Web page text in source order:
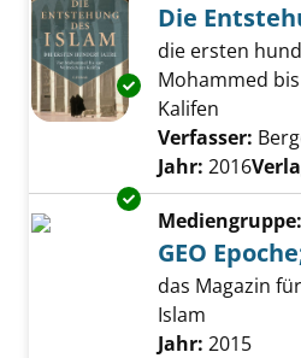
Exemplar-Details
Die
die ersten
Mohammed
Kalifen
Verfasser:
Jahr: 2016
Exemplar-Details
Mediengruppe:
GEO
das Magazin
Islam
Suche nach
Jahr: 2015